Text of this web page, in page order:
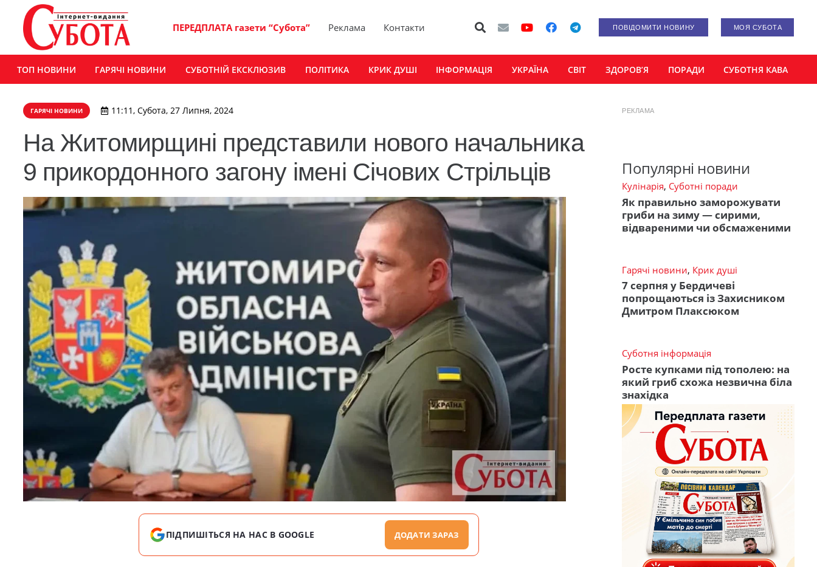
ПЕРЕДПЛАТА газети “Субота” Реклама Контакти ПОВІДОМИТИ НОВИНУ МОЯ СУБОТА
ТОП НОВИНИ ГАРЯЧІ НОВИНИ СУБОТНІЙ ЕКСКЛЮЗИВ ПОЛІТИКА КРИК ДУШІ ІНФОРМАЦІЯ УКРАЇНА СВІТ ЗДОРОВ’Я ПОРАДИ СУБОТНЯ КАВА
ГАРЯЧІ НОВИНИ 11:11, Субота, 27 Липня, 2024
На Житомирщині представили нового начальника
9 прикордонного загону імені Січових Стрільців
ПІДПИШІТЬСЯ НА НАС В GOOGLE ДОДАТИ ЗАРАЗ
РЕКЛАМА
Популярні новини
Кулінарія, Суботні поради
Як правильно заморожувати
гриби на зиму — сирими,
відвареними чи обсмаженими
Гарячі новини, Крик душі
7 серпня у Бердичеві
попрощаються із Захисником
Дмитром Плаксюком
Суботня інформація
Росте купками під тополею: на
який гриб схожа незвична біла
знахідка